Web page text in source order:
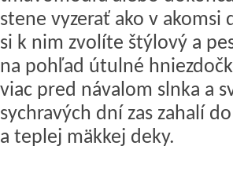
stene vyzerať ako v akomsi
si k nim zvolíte štýlový a
na pohľad útulné
viac pred návalom slnka a
sychravých dní zas zahalí
a teplej mäkkej deky.